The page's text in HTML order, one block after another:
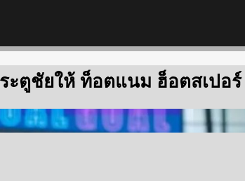
ตูชัยให้ ท็อตแนม ฮ็อตสเปอร์